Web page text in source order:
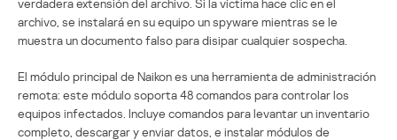
archivo, se instalará en su equipo un spyware mientras se le
muestra un documento falso para disipar cualquier sospecha.
El módulo principal de Naikon es una herramienta de administración
remota: este módulo soporta 48 comandos para controlar los
equipos infectados. Incluye comandos para levantar un inventario
completo, descargar y enviar datos, e instalar módulos de